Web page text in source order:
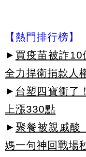
【熱門排行榜】
► 買疫苗被詐10
全力捍衛捐款人
► 台塑四寶衝了
上漲330點
► 聚餐被親戚酸
媽一句神回戰場